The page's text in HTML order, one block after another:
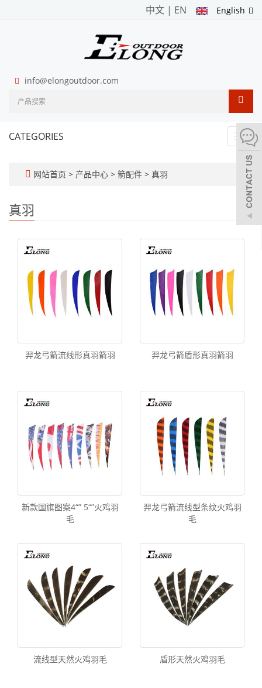
English
中文 | EN
info@elongoutdoor.com
CATEGORIES
网站首页 > 产品中心 > 箭配件 > 真羽
真羽
羿龙弓箭流线形真羽箭羽 羿龙弓箭盾形真羽箭羽
新款国旗图案4“” 5“”火鸡羽
毛
羿龙弓箭流线型条纹火鸡羽
毛
流线型天然火鸡羽毛 盾形天然火鸡羽毛